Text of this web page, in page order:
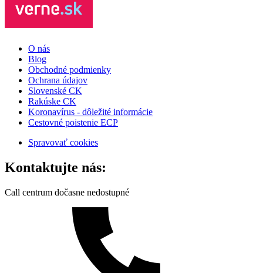
O nás
Blog
Obchodné podmienky
Ochrana údajov
Slovenské CK
Rakúske CK
Koronavírus - dôležité informácie
Cestovné poistenie ECP
Spravovať cookies
Kontaktujte nás:
Call centrum dočasne nedostupné